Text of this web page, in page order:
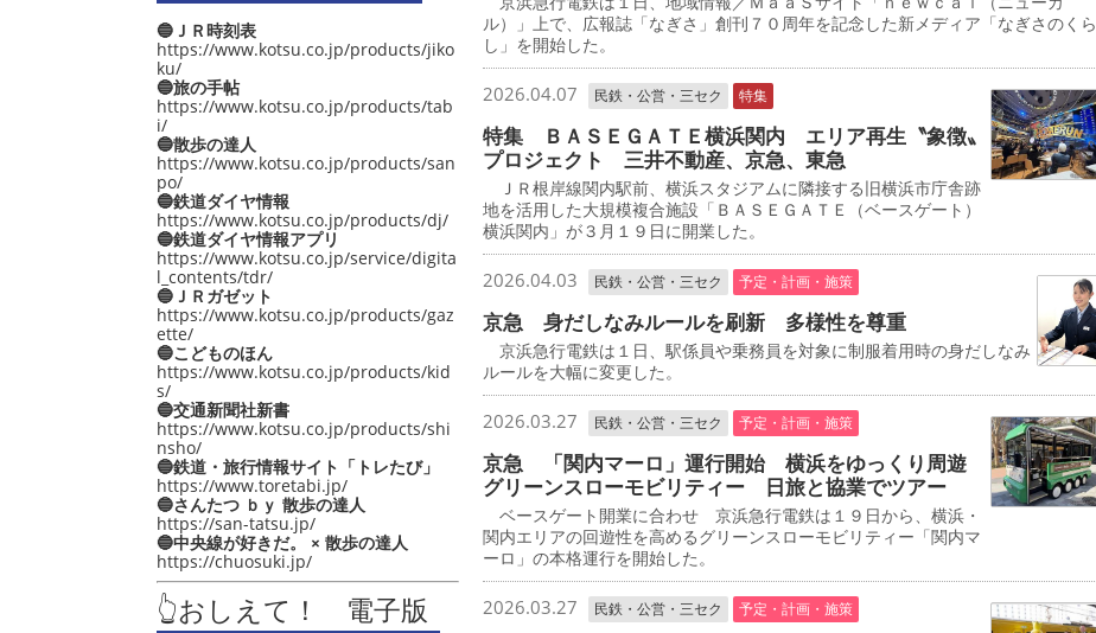
🔵ＪＲ時刻表
https://www.kotsu.co.jp/products/jiko
ku/
🔵旅の手帖
https://www.kotsu.co.jp/products/tab
i/
🔵散歩の達人
https://www.kotsu.co.jp/products/san
po/
🔵鉄道ダイヤ情報
https://www.kotsu.co.jp/products/dj/
🔵鉄道ダイヤ情報アプリ
https://www.kotsu.co.jp/service/digita
l_contents/tdr/
🔵ＪＲガゼット
https://www.kotsu.co.jp/products/gaz
ette/
🔵こどものほん
https://www.kotsu.co.jp/products/kid
s/
🔵交通新聞社新書
https://www.kotsu.co.jp/products/shi
nsho/
🔵鉄道・旅行情報サイト「トレたび」
https://www.toretabi.jp/
🔵さんたつ ｂｙ 散歩の達人
https://san-tatsu.jp/
🔵中央線が好きだ。 × 散歩の達人
https://chuosuki.jp/
👆おしえて！ 電子版
ル）」上で、広報誌「なぎさ」創刊７０周年を記念した新メディア「なぎさのくら
し」を開始した。
2026.04.07 民鉄・公営・三セク 特集
特集 ＢＡＳＥＧＡＴＥ横浜関内 エリア再生〝象徴〟
プロジェクト 三井不動産、京急、東急
ＪＲ根岸線関内駅前、横浜スタジアムに隣接する旧横浜市庁舎跡
地を活用した大規模複合施設「ＢＡＳＥＧＡＴＥ（ベースゲート）
横浜関内」が３月１９日に開業した。
2026.04.03 民鉄・公営・三セク 予定・計画・施策
京急 身だしなみルールを刷新 多様性を尊重
京浜急行電鉄は１日、駅係員や乗務員を対象に制服着用時の身だしなみ
ルールを大幅に変更した。
2026.03.27 民鉄・公営・三セク 予定・計画・施策
京急 「関内マーロ」運行開始 横浜をゆっくり周遊
グリーンスローモビリティー 日旅と協業でツアー
ベースゲート開業に合わせ 京浜急行電鉄は１９日から、横浜・
関内エリアの回遊性を高めるグリーンスローモビリティー「関内マ
ーロ」の本格運行を開始した。
2026.03.27 民鉄・公営・三セク 予定・計画・施策